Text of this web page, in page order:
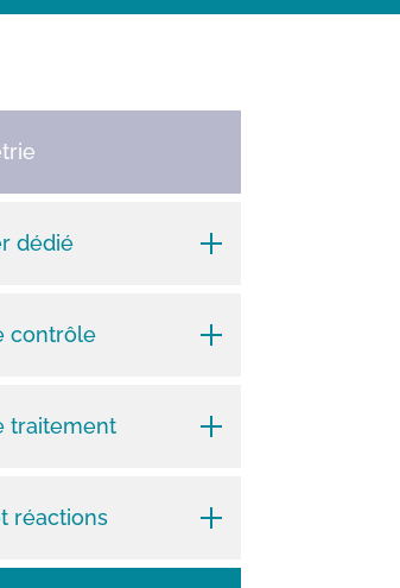
dédié
contrôle
traitement
réactions